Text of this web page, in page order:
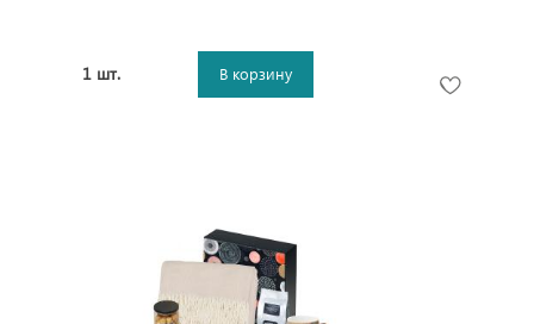
1 шт. В корзину